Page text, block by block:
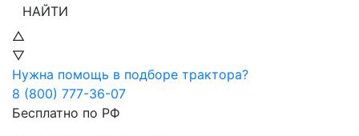
НАЙТИ
△
▽
Нужна помощь в подборе трактора?
8 (800) 777-36-07
Бесплатно по РФ